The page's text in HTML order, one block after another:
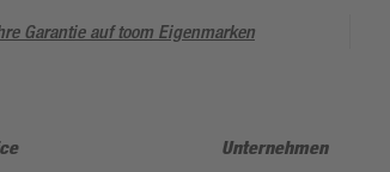
Garantie auf toom Eigenmarken
Unternehmen